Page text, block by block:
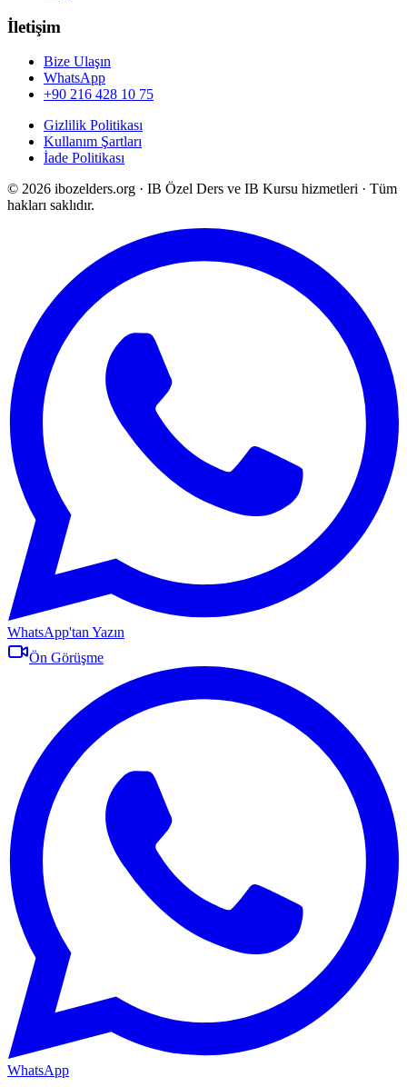
İletişim
Bize Ulaşın
WhatsApp
+90 216 428 10 75
Gizlilik Politikası
Kullanım Şartları
İade Politikası
© 2026 ibozelders.org · IB Özel Ders ve IB Kursu hizmetleri · Tüm
hakları saklıdır.
WhatsApp'tan Yazın
Ön Görüşme
WhatsApp